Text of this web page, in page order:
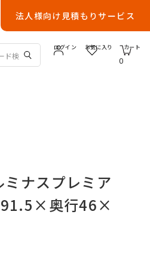
法人様向け見積もりサービス
ログイン お気に入り
0
カート
ナスプレミア
91.5×奥行46×